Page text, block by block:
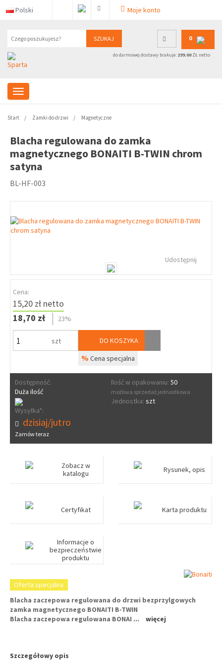
Polski Moje konto
SZUKAJ 0
do darmowej dostawy brakuje: 299.00ZŁ netto
Start Zamki do drzwi Magnetyczne
Blacha regulowana do zamka
magnetycznego BONAITI B-TWIN chrom
satyna
BL-HF-003
Udostępnij
Cena:
15,20 zł netto
18,70 zł
23%
szt DO KOSZYKA
% Cena specjalna
Dostępność:
Duża ilość
Ilość w opakowaniu: 50
możliwa sprzedaż jednostkowa
Jednostka: szt
Wysyłka*:
dzisiaj/jutro
Zamów teraz
Zobacz w
katalogu
Rysunek, opis
Certyfikat Karta produktu
Informacje o
bezpieczeństwie
produktu
Oferta specjalna
Blacha zaczepowa regulowana do drzwi bezprzylgowych
zamka magnetycznego BONAITI B-TWIN
Blacha zaczepowa regulowana BONAI ... więcej
Szczegółowy opis